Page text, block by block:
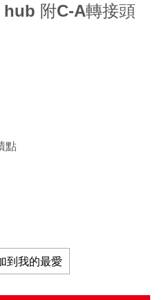
附C-A轉接頭
點
到我的最愛